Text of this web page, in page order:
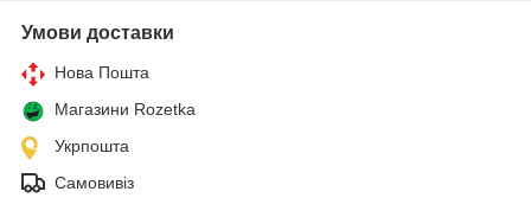
Умови доставки
Нова Пошта
Магазини Rozetka
Укрпошта
Самовивіз